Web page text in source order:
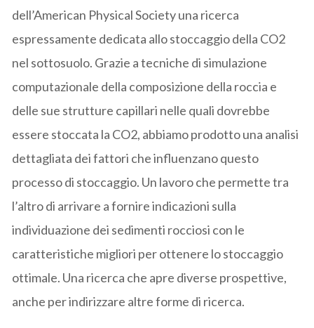
dell’American Physical Society una ricerca
espressamente dedicata allo stoccaggio della CO2
nel sottosuolo. Grazie a tecniche di simulazione
computazionale della composizione della roccia e
delle sue strutture capillari nelle quali dovrebbe
essere stoccata la CO2, abbiamo prodotto una analisi
dettagliata dei fattori che influenzano questo
processo di stoccaggio. Un lavoro che permette tra
l’altro di arrivare a fornire indicazioni sulla
individuazione dei sedimenti rocciosi con le
caratteristiche migliori per ottenere lo stoccaggio
ottimale. Una ricerca che apre diverse prospettive,
anche per indirizzare altre forme di ricerca.